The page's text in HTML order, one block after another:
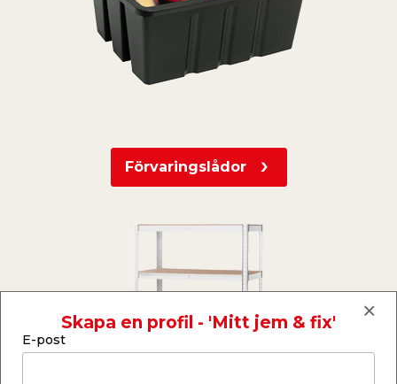
Förvaringslådor
Skapa en profil - 'Mitt jem & fix'
E-post